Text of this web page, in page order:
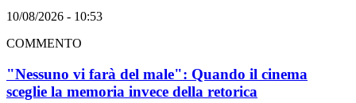
10/08/2026 - 10:53
COMMENTO
"Nessuno vi farà del male": Quando il cinema
sceglie la memoria invece della retorica